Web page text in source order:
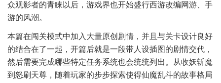
众观影者的青睐以后，游戏界也开始盛行西游改编网游、手
游的风潮。
本篇在闯关模式中加入大量原创剧情，并且与关卡设计良好
的结合在了一起，开篇后就是一段带人设插图的剧情交代，
然后需要完成哪些特定任务系统也会统统列出。从收妖斩魔
到怒刷天尊，随着玩家的步步探索使得仙魔乱斗的故事格局